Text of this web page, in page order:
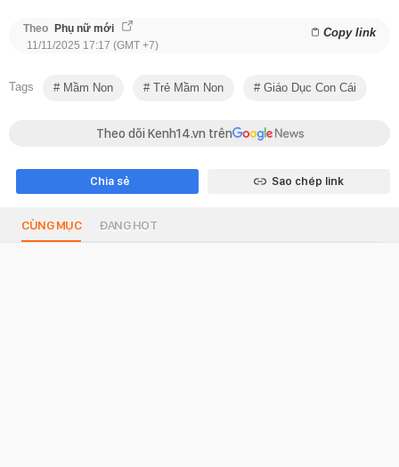
Theo Phụ nữ mới Copy link
11/11/2025 17:17 (GMT +7)
Tags Mầm Non Trẻ Mầm Non Giáo Dục Con Cái
Theo dõi Kenh14.vn trên
Chia sẻ Sao chép link
CÙNG MỤC ĐANG HOT